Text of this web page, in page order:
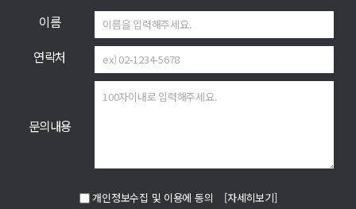
이름
연락처
문의내용
개인정보수집 및 이용에 동의 [자세히보기]